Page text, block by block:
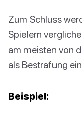
Zum Schluss
Spielern
am meisten von
als Bestrafung
Beispiel: